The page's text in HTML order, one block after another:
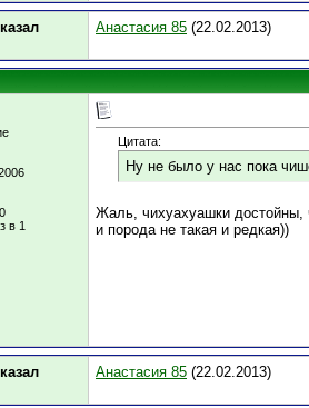
Анастасия 85 (22.02.2013)
в 1
Цитата:
Ну не было у нас пока
Жаль, чихуахуашки достойны,
и порода не такая и редкая))
Анастасия 85 (22.02.2013)